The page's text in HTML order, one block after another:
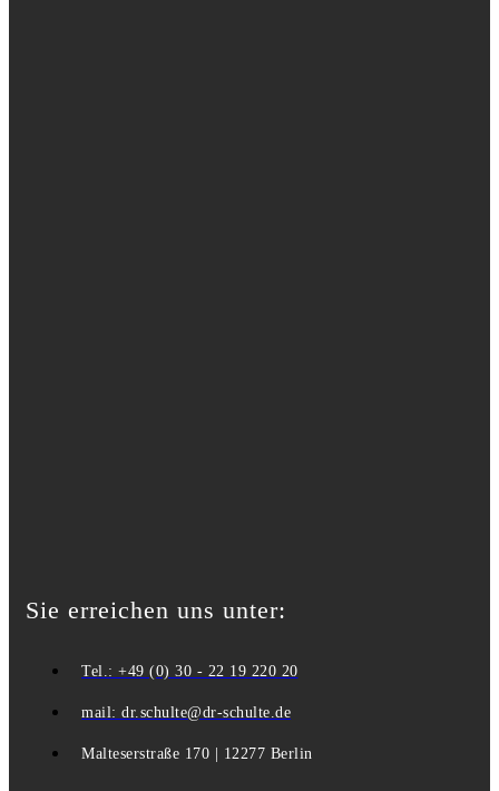
Sie erreichen uns unter:
Tel.: +49 (0) 30 - 22 19 220 20
mail: dr.schulte@dr-schulte.de
Malteserstraße 170 | 12277 Berlin